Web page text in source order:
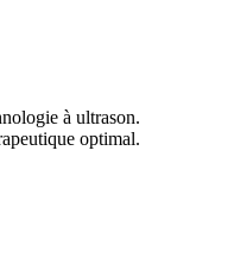
à ultrason.
optimal.